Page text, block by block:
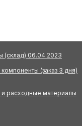
(склад) 06.04.2023
(заказ 3 дня)
расходные материалы